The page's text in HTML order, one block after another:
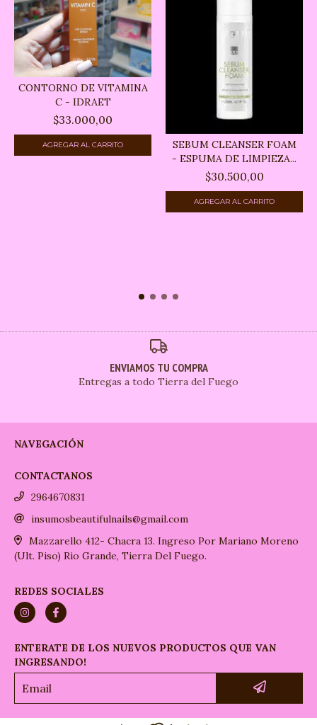
CONTORNO DE VITAMINA
C - IDRAET
$33.000,00
SEBUM CLEANSER FOAM
- ESPUMA DE LIMPIEZA...
$30.500,00
ENVIAMOS TU COMPRA
Entregas a todo Tierra del Fuego
NAVEGACIÓN
CONTACTANOS
2964670831
insumosbeautifulnails@gmail.com
Mazzarello 412- Chacra 13. Ingreso Por Mariano Moreno
(Ult. Piso) Rio Grande, Tierra Del Fuego.
REDES SOCIALES
ENTERATE DE LOS NUEVOS PRODUCTOS QUE VAN
INGRESANDO!